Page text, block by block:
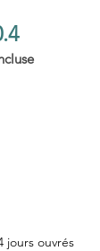
jours ouvrés